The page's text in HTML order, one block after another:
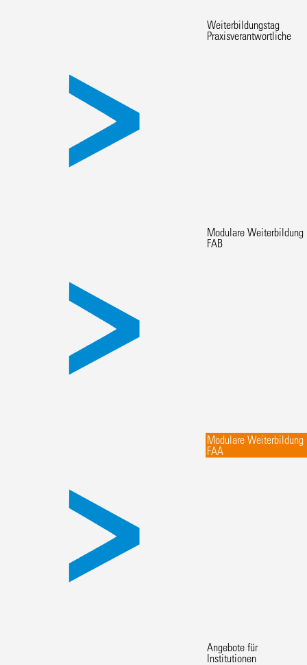
Weiterbildungstag
Praxisverantwortliche
Modulare Weiterbildung
FAB
Modulare Weiterbildung
FAA
Angebote für
Institutionen